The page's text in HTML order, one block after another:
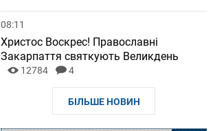
08:11
Христос Воскрес! Православні
Закарпаття святкують Великдень
12784 4
БІЛЬШЕ НОВИН